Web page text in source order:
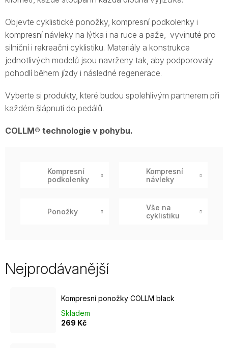
Objevte cyklistické ponožky, kompresní podkolenky i
kompresní návleky na lýtka i na ruce a paže, vyvinuté pro
silniční i rekreační cyklistiku. Materiály a konstrukce
jednotlivých modelů jsou navrženy tak, aby podporovaly
pohodlí během jízdy i následné regenerace.
Vyberte si produkty, které budou spolehlivým partnerem při
každém šlápnutí do pedálů.
COLLM® technologie v pohybu.
Kompresní
podkolenky
Kompresní
návleky
Ponožky
Vše na
cyklistiku
Nejprodávanější
Kompresní ponožky COLLM black
Skladem
269 Kč